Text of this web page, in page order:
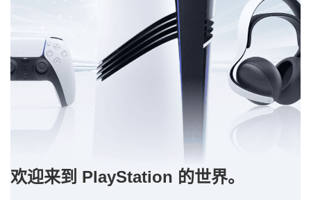
欢迎来到 PlayStation 的世界。